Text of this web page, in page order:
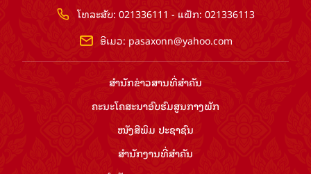
ໂທລະສັບ: 021336111 - ແຟັກ: 021336113
ອີເມວ: pasaxonn@yahoo.com
ສຳ​ນັກ​ຂ່າວ​ສານ​ທີ່​ສຳ​ຄັນ​
ຄະນະໂຄສະນາອົບຮົມ​ສູນ​ກາງ​ພັກ
ໜັງສືພິມ ປະ​ຊາ​ຊົນ
ສຳ​ນັກ​ງານ​ທີ່​ສຳ​ຄັນ